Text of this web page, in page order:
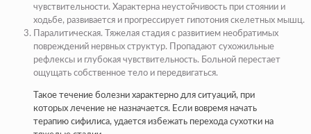
чувствительности. Характерна неустойчивость при стоянии и
ходьбе, развивается и прогрессирует гипотония скелетных мышц.
Паралитическая. Тяжелая стадия с развитием необратимых
повреждений нервных структур. Пропадают сухожильные
рефлексы и глубокая чувствительность. Больной перестает
ощущать собственное тело и передвигаться.
Такое течение болезни характерно для ситуаций, при
которых лечение не назначается. Если вовремя начать
терапию сифилиса, удается избежать перехода сухотки на